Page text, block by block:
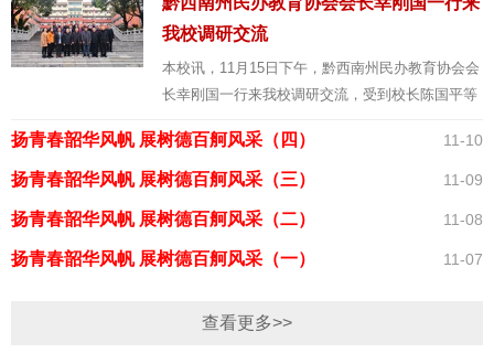
我校调研交流
本校讯，11月15日下午，黔西南州民办教育协会会
长幸刚国一行来我校调研交流，受到校长陈国平等
堂，在树德书院四楼会议室开展座谈会。黔西南州
民办教育协会副会长、...
11-10
扬青春韶华风帆 展树德百舸风采（四）
11-09
扬青春韶华风帆 展树德百舸风采（三）
11-08
扬青春韶华风帆 展树德百舸风采（二）
11-07
扬青春韶华风帆 展树德百舸风采（一）
查看更多>>